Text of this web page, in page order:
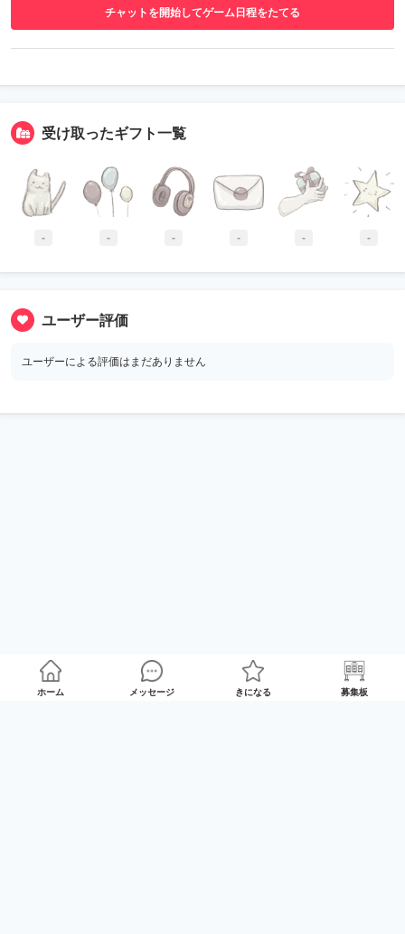
チャットを開始してゲーム日程をたてる
受け取ったギフト一覧
- - - - - -
ユーザー評価
ユーザーによる評価はまだありません
ホーム メッセージ きになる 募集板